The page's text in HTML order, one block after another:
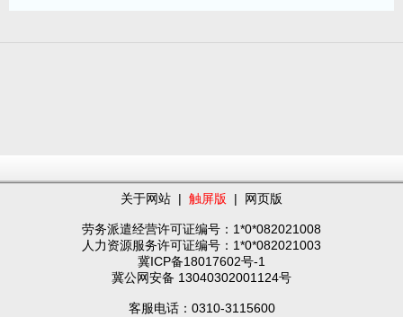
关于网站 | 触屏版 | 网页版
劳务派遣经营许可证编号：1*0*082021008
人力资源服务许可证编号：1*0*082021003
冀ICP备18017602号-1
冀公网安备 13040302001124号
客服电话：0310-3115600